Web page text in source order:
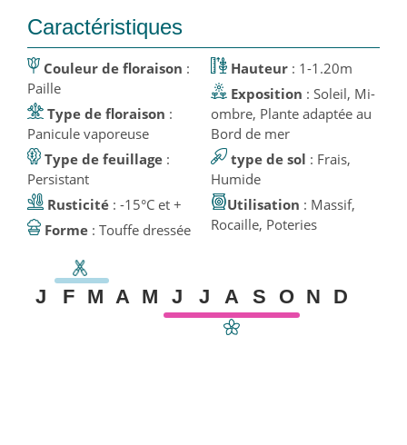
Caractéristiques
Couleur de floraison :
Paille
Type de floraison :
Panicule vaporeuse
Type de feuillage :
Persistant
Rusticité : -15°C et +
Forme : Touffe dressée
Hauteur: 1-1.20m
Exposition : Soleil, Mi-
ombre, Plante adaptée au
Bord de mer
type de sol : Frais,
Humide
Utilisation : Massif,
Rocaille, Poteries
J F M A M J J A S O N D